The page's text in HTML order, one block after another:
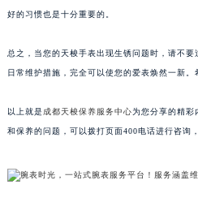
好的习惯也是十分重要的。
总之，当您的天梭手表出现生锈问题时，请不
日常维护措施，完全可以使您的爱表焕然一新。
以上就是 成都天梭保养服务中心为您分享的精彩
和保养的问题，可以拨打页面400电话进行咨询